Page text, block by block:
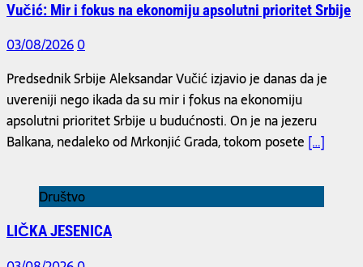
Vučić: Mir i fokus na ekonomiju apsolutni prioritet Srbije
03/08/20260
Predsednik Srbije Aleksandar Vučić izjavio je danas da je
uvereniji nego ikada da su mir i fokus na ekonomiju
apsolutni prioritet Srbije u budućnosti. On je na jezeru
Balkana, nedaleko od Mrkonjić Grada, tokom posete […]
Društvo
LIČKA JESENICA